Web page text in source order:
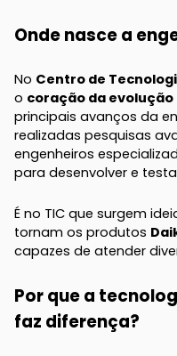
Onde nasce a
No Centro de
o coração da
principais avanços da
realizadas pesquisas
engenheiros
para desenvolver e
É no TIC que surgem
tornam os produtos
capazes de atender
Por que a
faz diferença?